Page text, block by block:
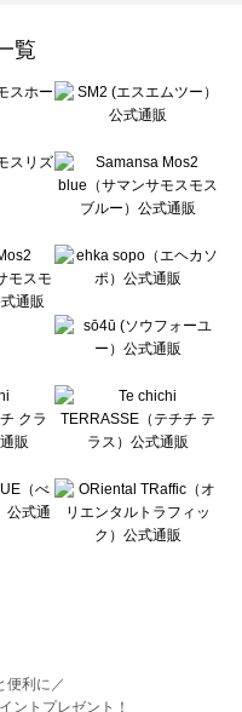
ス一覧
一覧
覧
便利に／
ントプレゼント！